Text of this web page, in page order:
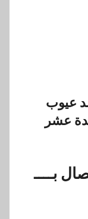
عيوب
عشر
بــــ